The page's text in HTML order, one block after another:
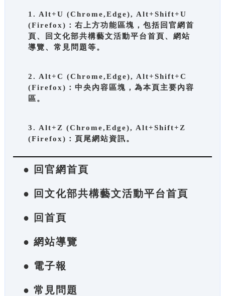
1. Alt+U (Chrome,Edge), Alt+Shift+U
(Firefox)：右上方功能區塊，包括回官網首
頁、回文化部共構藝文活動平台首頁、網站
導覽、常見問題等。
2. Alt+C (Chrome,Edge), Alt+Shift+C
(Firefox)：中央內容區塊，為本頁主要內容
區。
3. Alt+Z (Chrome,Edge), Alt+Shift+Z
(Firefox)：頁尾網站資訊。
● 回官網首頁
● 回文化部共構藝文活動平台首頁
● 回首頁
● 網站導覽
● 電子報
● 常見問題